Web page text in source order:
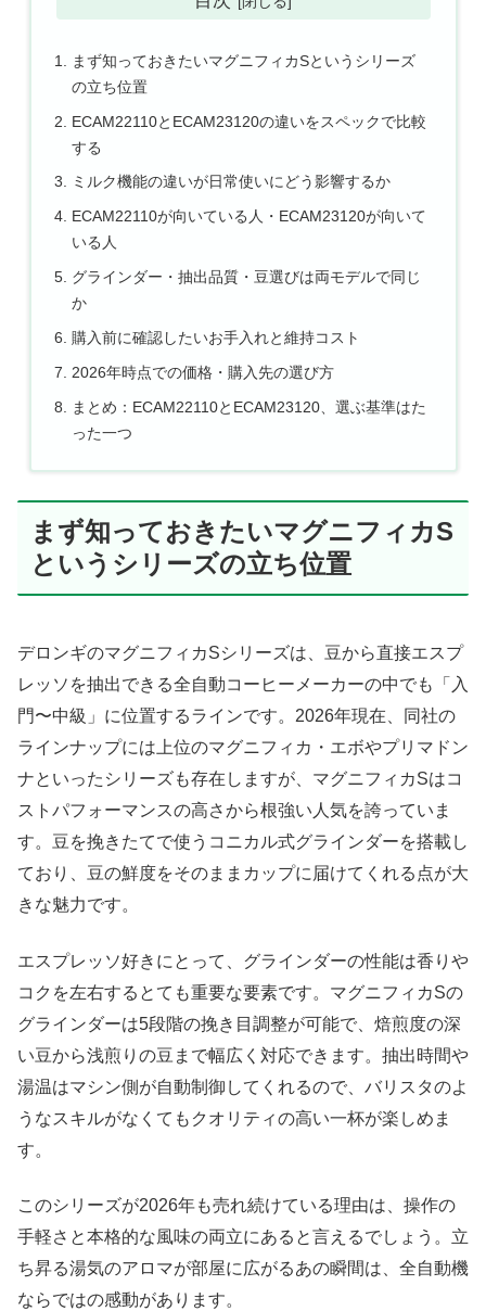
まず知っておきたいマグニフィカSというシリーズ
の立ち位置
ECAM22110とECAM23120の違いをスペックで比較
する
ミルク機能の違いが日常使いにどう影響するか
ECAM22110が向いている人・ECAM23120が向いて
いる人
グラインダー・抽出品質・豆選びは両モデルで同じ
か
購入前に確認したいお手入れと維持コスト
2026年時点での価格・購入先の選び方
まとめ：ECAM22110とECAM23120、選ぶ基準はた
った一つ
まず知っておきたいマグニフィカS
というシリーズの立ち位置
デロンギのマグニフィカSシリーズは、豆から直接エスプ
レッソを抽出できる全自動コーヒーメーカーの中でも「入
門〜中級」に位置するラインです。2026年現在、同社の
ラインナップには上位のマグニフィカ・エボやプリマドン
ナといったシリーズも存在しますが、マグニフィカSはコ
ストパフォーマンスの高さから根強い人気を誇っていま
す。豆を挽きたてで使うコニカル式グラインダーを搭載し
ており、豆の鮮度をそのままカップに届けてくれる点が大
きな魅力です。
エスプレッソ好きにとって、グラインダーの性能は香りや
コクを左右するとても重要な要素です。マグニフィカSの
グラインダーは5段階の挽き目調整が可能で、焙煎度の深
い豆から浅煎りの豆まで幅広く対応できます。抽出時間や
湯温はマシン側が自動制御してくれるので、バリスタのよ
うなスキルがなくてもクオリティの高い一杯が楽しめま
す。
このシリーズが2026年も売れ続けている理由は、操作の
手軽さと本格的な風味の両立にあると言えるでしょう。立
ち昇る湯気のアロマが部屋に広がるあの瞬間は、全自動機
ならではの感動があります。